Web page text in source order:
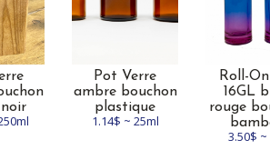
Pot Verre
ambre bouchon
plastique
1.14$ ~ 25ml
Roll-
16GL
rouge
3.50$ ~